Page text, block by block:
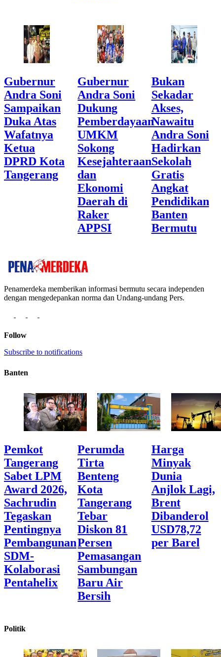
Gubernur
Andra Soni
Sampaikan
Duka Atas
Wafatnya
Ketua
DPRD Kota
Tangerang
Gubernur
Andra Soni
Dukung
Pemberdayaan
UMKM
Sokong
Kesejahteraan
dan
Ekonomi
Daerah di
Raker
APPSI
Bukan
Sekadar
Akses,
Nawaitu
Andra Soni
Hadirkan
Sekolah
Gratis
Angkat
Pendidikan
Banten
Bermutu
Penamerdeka memberikan informasi bermutu secara independen
dengan mengedepankan norma dan Undang-undang Pers.
Follow
Subscribe to notifications
Banten
Pemkot
Tangerang
Sabet LPM
Award 2026,
Sachrudin
Tegaskan
Pentingnya
Pembangunan
SDM-
Kolaborasi
Pentahelix
Perumda
Tirta
Benteng
Kota
Tangerang
Tebar
Diskon 81
Persen
Pemasangan
Sambungan
Baru Air
Bersih
Harga
Minyak
Dunia
Anjlok Lagi,
Brent
Dibanderol
USD78,72
per Barel
Politik